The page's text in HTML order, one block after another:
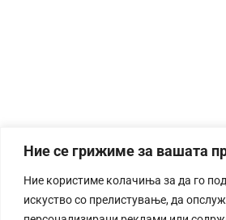
Ние се грижиме за вашата
Ние користиме колачиња за да го
искуство со прелистување, да